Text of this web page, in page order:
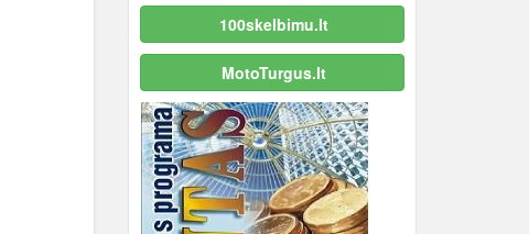
100skelbimu.lt
MotoTurgus.lt